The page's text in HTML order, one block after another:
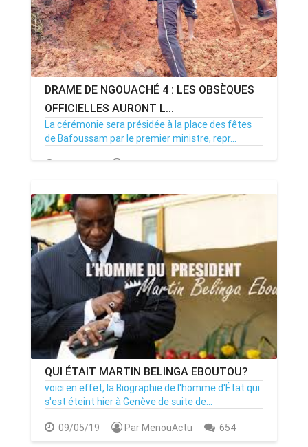
DRAME DE NGOUACHÉ 4 : LES OBSÈQUES
OFFICIELLES AURONT L...
La cérémonie sera présidée à la place des fêtes
de Bafoussam par le premier ministre, repr...
06/11/19 Par MenouActu 0
QUI ÉTAIT MARTIN BELINGA EBOUTOU?
voici en effet, la Biographie de l'homme d'État qui
s'est éteint hier à Genève de suite de...
09/05/19 Par MenouActu 654